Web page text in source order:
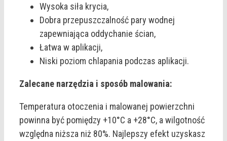
Wysoka siła krycia,
Dobra przepuszczalność pary wodnej
zapewniająca oddychanie ścian,
Łatwa w aplikacji,
Niski poziom chlapania podczas aplikacji.
Zalecane narzędzia i sposób malowania:
Temperatura otoczenia i malowanej powierzchni
powinna być pomiędzy +10°C a +28°C, a wilgotność
względna niższa niż 80%. Najlepszy efekt uzyskasz